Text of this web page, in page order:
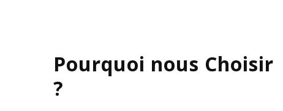
Pourquoi nous Choisir
?